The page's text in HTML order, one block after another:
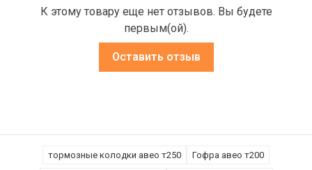
К этому товару еще нет отзывов. Вы будете
первым(ой).
Оставить отзыв
тормозные колодки авео т250 Гофра авео т200